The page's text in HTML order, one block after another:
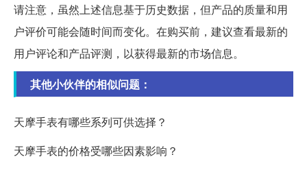
请注意，虽然上述信息基于历史数据，但产品的质量和用
户评价可能会随时间而变化。在购买前，建议查看最新的
用户评论和产品评测，以获得最新的市场信息。
其他小伙伴的相似问题：
天摩手表有哪些系列可供选择？
天摩手表的价格受哪些因素影响？